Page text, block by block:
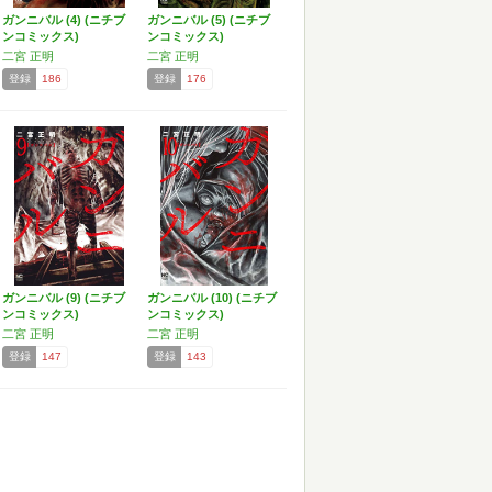
ガンニバル (4) (ニチブ
ンコミックス)
二宮 正明
登録 186
ガンニバル (5) (ニチブ
ンコミックス)
二宮 正明
登録 176
ガンニバル (9) (ニチブ
ンコミックス)
二宮 正明
登録 147
ガンニバル (10) (ニチブ
ンコミックス)
二宮 正明
登録 143